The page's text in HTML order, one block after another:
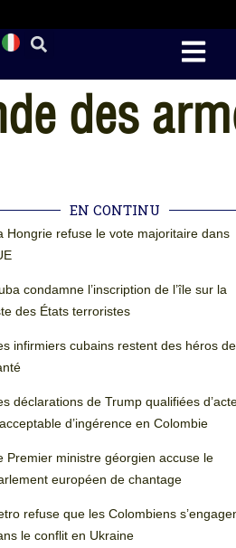
des
EN CONTINU
Hongrie refuse le vote majoritaire dans
condamne l’inscription de l’île sur la
des États terroristes
infirmiers cubains restent des héros
déclarations de Trump qualifiées
d’ingérence en Colombie
Premier ministre géorgien accuse le
européen de chantage
refuse que les Colombiens
le conflit en Ukraine